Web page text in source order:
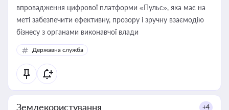
впровадження цифрової платформи «Пульс», яка має на
меті забезпечити ефективну, прозору і зручну взаємодію
бізнесу з органами виконавчої влади
Державна служба
Землекористування +4